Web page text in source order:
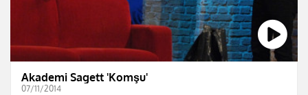
Akademi Sagett 'Komşu'
07/11/2014